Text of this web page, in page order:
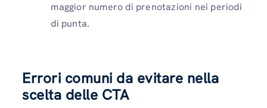
maggior numero di prenotazioni nei periodi
di punta.
Errori comuni da evitare nella
scelta delle CTA